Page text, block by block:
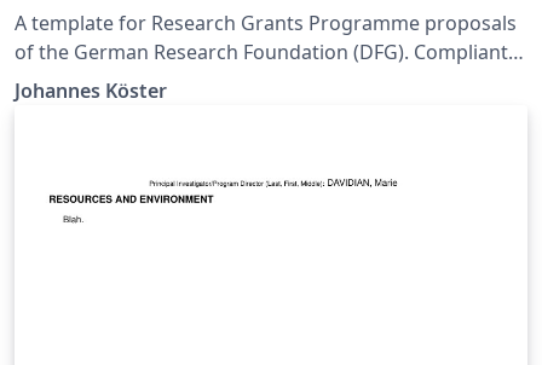
A template for Research Grants Programme proposals
of the German Research Foundation (DFG). Compliant
with DFG form 54.01 – 09/22.
Johannes Köster